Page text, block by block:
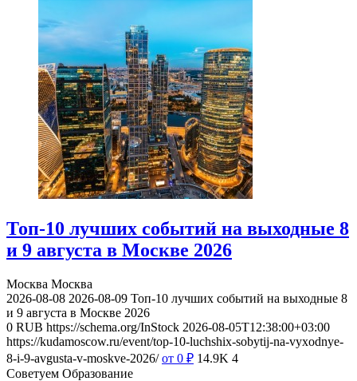
Топ-10 лучших событий на выходные 8
и 9 августа в Москве 2026
Москва Москва
2026-08-08 2026-08-09 Топ-10 лучших событий на выходные 8
и 9 августа в Москве 2026
0 RUB https://schema.org/InStock 2026-08-05T12:38:00+03:00
https://kudamoscow.ru/event/top-10-luchshix-sobytij-na-vyxodnye-
8-i-9-avgusta-v-moskve-2026/ от 0 ₽ 14.9K 4
Советуем Образование